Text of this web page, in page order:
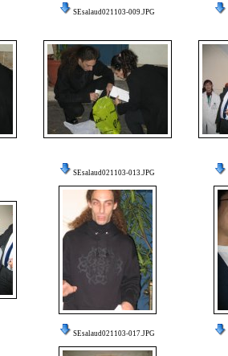
SEsalaud021103-009.JPG
SEsalaud021103-013.JPG
SEsalaud021103-017.JPG